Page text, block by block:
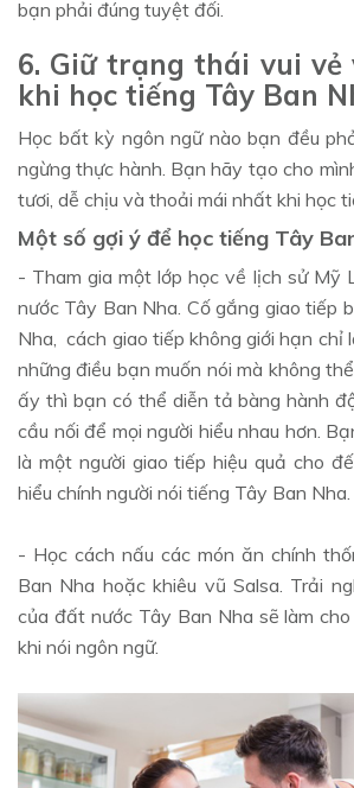
bạn phải đúng tuyệt đối.
6. Giữ trạng thái vui vẻ
khi học tiếng Tây Ban
Học bất kỳ ngôn ngữ nào bạn đều
ngừng thực hành. Bạn hãy tạo cho
tươi, dễ chịu và thoải mái nhất khi học
Một số gợi ý để học tiếng Tây
- Tham gia một lớp học về lịch sử Mỹ
nước Tây Ban Nha. Cố gắng giao tiếp
Nha, cách giao tiếp không giới hạn chỉ
những điều bạn muốn nói mà không
ấy thì bạn có thể diễn tả bàng hành
cầu nối để mọi người hiểu nhau hơn.
là một người giao tiếp hiệu quả cho
hiểu chính người nói tiếng Tây Ban Nha.
- Học cách nấu các món ăn chính
Ban Nha hoặc khiêu vũ Salsa. Trải
của đất nước Tây Ban Nha sẽ làm
khi nói ngôn ngữ.